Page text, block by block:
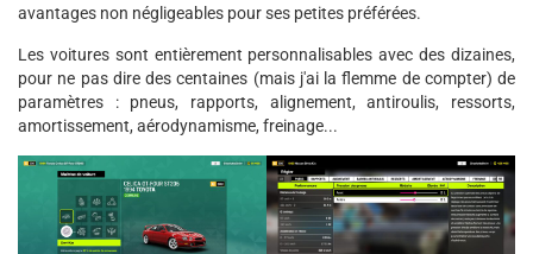
avantages non négligeables pour ses petites préférées.
Les voitures sont entièrement personnalisables avec des dizaines,
pour ne pas dire des centaines (mais j'ai la flemme de compter) de
paramètres : pneus, rapports, alignement, antiroulis, ressorts,
amortissement, aérodynamisme, freinage...